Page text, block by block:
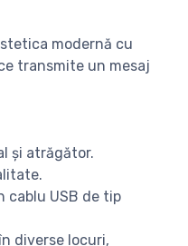
modernă cu
transmite un mesaj
și atrăgător.
cablu USB de tip
diverse locuri,